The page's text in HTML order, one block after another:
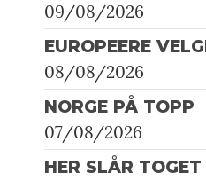
09/08/2026
EUROPEERE
08/08/2026
NORGE PÅ TOPP
07/08/2026
HER SLÅR TOGET